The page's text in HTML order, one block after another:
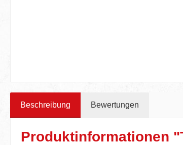
Beschreibung Bewertungen
Produktinformationen